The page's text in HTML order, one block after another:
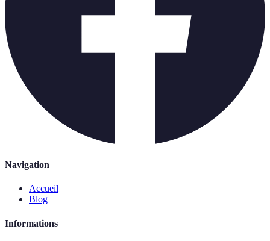
Navigation
Accueil
Blog
Informations